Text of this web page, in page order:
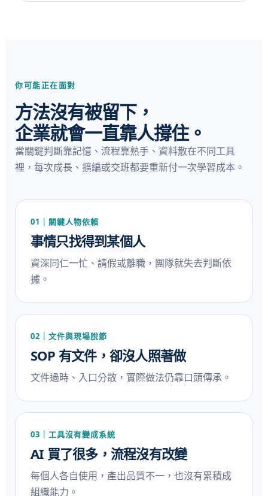
你可能正在面對
方法沒有被留下，
企業就會一直靠人撐住。
當關鍵判斷靠記憶、流程靠熟手、資料散在不同工具
裡，每次成長、擴編或交班都要重新付一次學習成本。
01｜關鍵人物依賴
事情只找得到某個人
資深同仁一忙、請假或離職，團隊就失去判斷依
據。
02｜文件與現場脫節
SOP 有文件，卻沒人照著做
文件過時、入口分散，實際做法仍靠口頭傳承。
03｜工具沒有變成系統
AI 買了很多，流程沒有改變
每個人各自使用，產出品質不一，也沒有累積成
組織能力。